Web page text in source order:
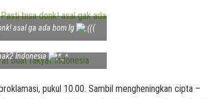
asal ga ada bom lg (
Indonesia
pukul 10.00. Sambil mengheningkan cipta –